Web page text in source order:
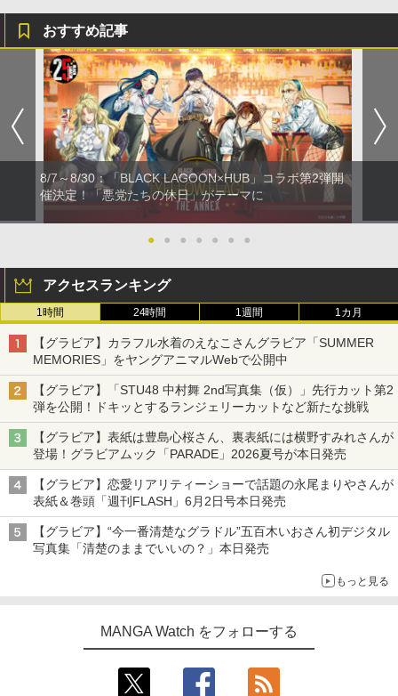
おすすめ記事
8/7～8/30：「BLACK LAGOON×HUB」コラボ第2弾開
催決定！「悪党たちの休日」がテーマに
● ● ● ● ● ● ●
アクセスランキング
1時間 24時間 1週間 1カ月
【グラビア】カラフル水着のえなこさんグラビア「SUMMER
MEMORIES」をヤングアニマルWebで公開中
【グラビア】「STU48 中村舞 2nd写真集（仮）」先行カット第2
弾を公開！ドキッとするランジェリーカットなど新たな挑戦
【グラビア】表紙は豊島心桜さん、裏表紙には横野すみれさんが
登場！グラビアムック「PARADE」2026夏号が本日発売
【グラビア】恋愛リアリティーショーで話題の永尾まりやさんが
表紙＆巻頭「週刊FLASH」6月2日号本日発売
【グラビア】“今一番清楚なグラドル”五百木いおさん初デジタル
写真集「清楚のままでいいの？」本日発売
もっと見る
MANGA Watch をフォローする